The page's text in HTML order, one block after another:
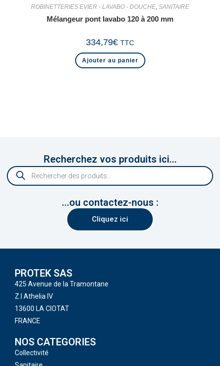
ROBINETTERIES EVIER - LAVABO - DOUCHE, SANITAIRE
Mélangeur pont lavabo 120 à 200 mm
334,79€ TTC
Ajouter au panier
Recherchez vos produits ici...
...ou contactez-nous :
Cliquez ici
PROTEK SAS
425 Avenue de la Tramontane
Z.I Athelia IV
13600 LA CIOTAT
FRANCE
NOS CATEGORIES
Collectivité